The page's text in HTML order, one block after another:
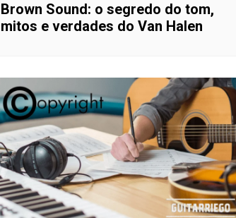
Brown Sound: o segredo do tom,
mitos e verdades do Van Halen